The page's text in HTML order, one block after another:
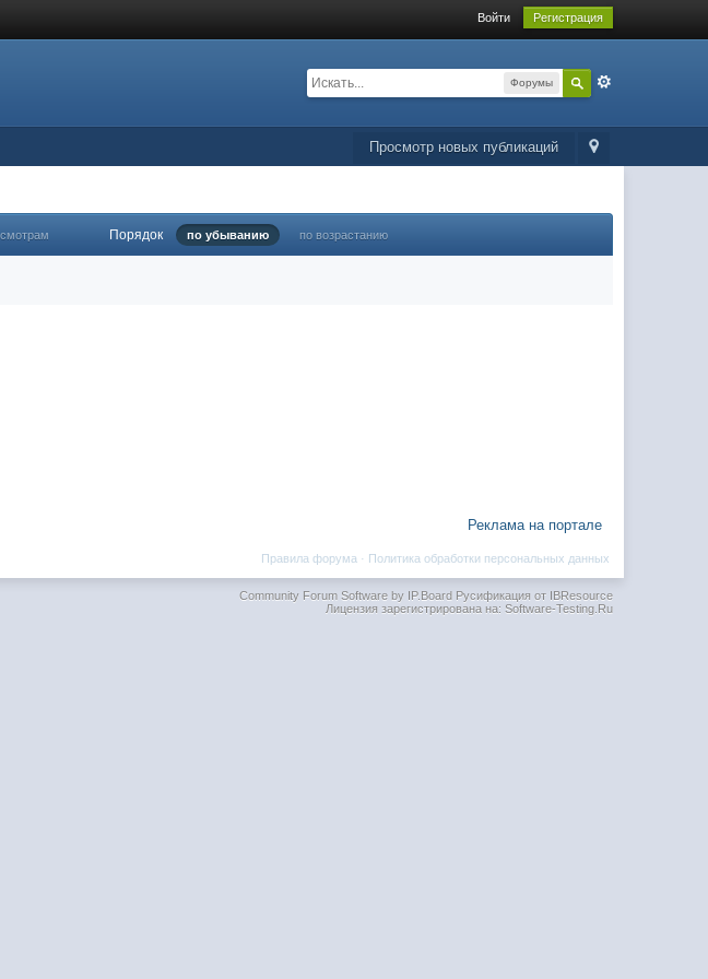
Войти Регистрация
Форумы
Просмотр новых публикаций
Порядок по убыванию по возрастанию
Реклама на портале
Политика обработки персональных данных
Правила форума ·
Community Forum Software by IP.BoardРусификация от IBResource
Лицензия зарегистрирована на: Software-Testing.Ru